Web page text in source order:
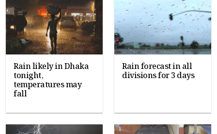
Rain likely in Dhaka
tonight,
temperatures may
fall
Rain forecast in all
divisions for 3 days